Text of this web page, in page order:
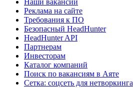
Наши вакансии
Реклама на сайте
Требования к ПО
Безопасный HeadHunter
HeadHunter API
Партнерам
Инвесторам
Каталог компаний
Поиск по вакансиям в Аяте
Сетка: соцсеть для нетворкинга